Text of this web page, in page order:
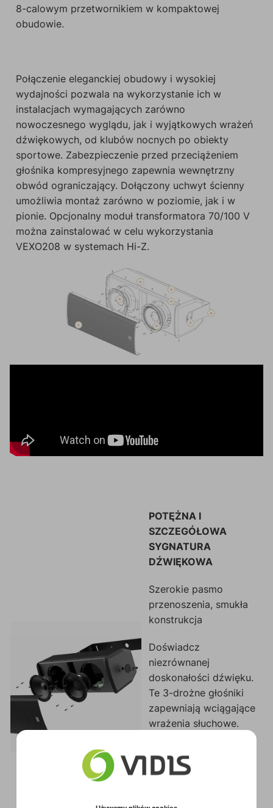
8-calowym przetwornikiem w kompaktowej
obudowie.
Połączenie eleganckiej obudowy i wysokiej
wydajności pozwala na wykorzystanie ich w
instalacjach wymagających zarówno
nowoczesnego wyglądu, jak i wyjątkowych wrażeń
dźwiękowych, od klubów nocnych po obiekty
sportowe. Zabezpieczenie przed przeciążeniem
głośnika kompresyjnego zapewnia wewnętrzny
obwód ograniczający. Dołączony uchwyt ścienny
umożliwia montaż zarówno w poziomie, jak i w
pionie. Opcjonalny moduł transformatora 70/100 V
można zainstalować w celu wykorzystania
VEXO208 w systemach Hi-Z.
POTĘŻNA I
SZCZEGÓŁOWA
SYGNATURA
DŹWIĘKOWA
Szerokie pasmo
przenoszenia, smukła
konstrukcja
Doświadcz
niezrównanej
doskonałości dźwięku.
Te 3-drożne głośniki
zapewniają wciągające
wrażenia słuchowe.
zaawansowana
technologia współgrają